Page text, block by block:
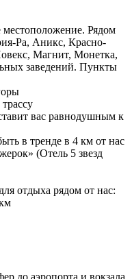
местоположение. Рядом
Ра, Аникс, Красно-
Магнит, Монетка,
заведений. Пункты
вас равнодушным к
в тренде в 4 км от нас
(Отель 5 звезд
отдыха рядом от нас:
до аэропорта и вокзала.